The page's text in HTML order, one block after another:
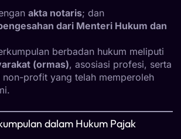
akta notaris; dan
dari Menteri Hukum dan
berbadan hukum meliputi
(ormas), asosiasi profesi, serta
non-profit yang telah memperoleh
dalam Hukum Pajak